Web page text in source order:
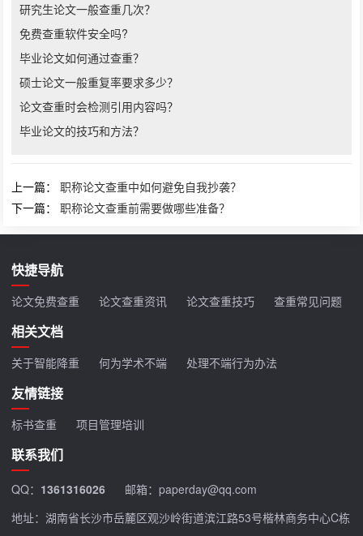
研究生论文一般查重几次？
免费查重软件安全吗?
毕业论文如何通过查重？
硕士论文一般重复率要求多少？
论文查重时会检测引用内容吗？
毕业论文的技巧和方法？
上一篇：职称论文查重中如何避免自我抄袭？
下一篇：职称论文查重前需要做哪些准备？
快捷导航
论文免费查重 论文查重资讯 论文查重技巧 查重常见问题
相关文档
关于智能降重 何为学术不端 处理不端行为办法
友情链接
标书查重 项目管理培训
联系我们
QQ： 1361316026
邮箱：paperday@qq.com
地址：湖南省长沙市岳麓区观沙岭街道滨江路53号楷林商务中心C栋